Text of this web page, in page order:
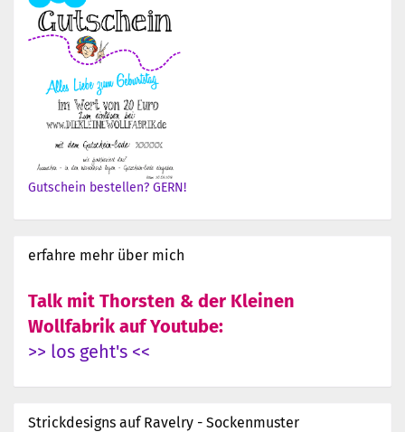
Gutschein bestellen? GERN!
erfahre mehr über mich
Talk mit Thorsten & der Kleinen
Wollfabrik auf Youtube:
>> los geht's <<
Strickdesigns auf Ravelry - Sockenmuster